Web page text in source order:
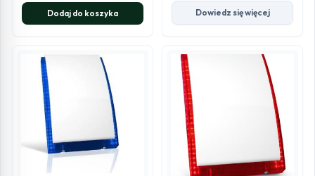
Dodaj do koszyka Dowiedz się więcej